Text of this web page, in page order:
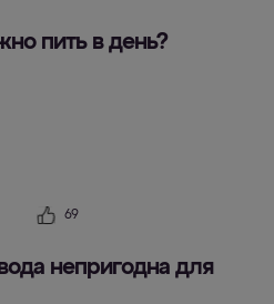
пить в день?
69
непригодна для